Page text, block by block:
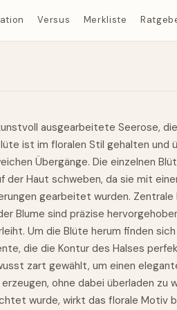
Versus Merkliste
ausgearbeitete Seerose,
ist im floralen Stil gehalten und
Übergänge. Die einzelnen
der Haut schweben, da sie mit
gearbeitet wurden. Zentrale
Blume sind präzise
Um die Blüte herum finden
die die Kontur des Halses
zart gewählt, um einen
ohne dabei überladen zu
wurde, wirkt das florale Motiv